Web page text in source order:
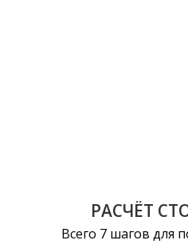
РАСЧЁТ
Всего 7 шагов для